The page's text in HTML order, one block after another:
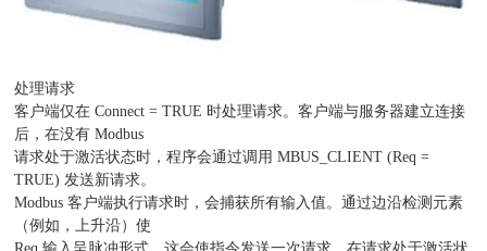
处理请求
客户端仅在 Connect = TRUE 时处理请求。客户端与服务器建立连接
后，在没有 Modbus
请求处于激活状态时，程序会通过调用 MBUS_CLIENT (Req =
TRUE) 发送新请求。
Modbus 客户端执行请求时，会捕获所有输入值。通过边沿检测元素
（例如，上升沿）使